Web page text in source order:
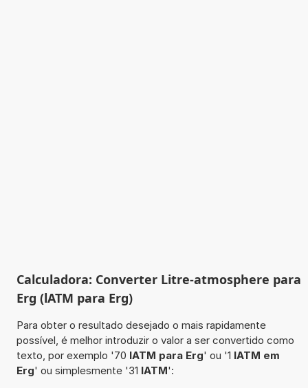
Calculadora: Converter Litre-atmosphere para
Erg (lATM para Erg)
Para obter o resultado desejado o mais rapidamente
possível, é melhor introduzir o valor a ser convertido como
texto, por exemplo '70 lATM para Erg' ou '1 lATM em
Erg' ou simplesmente '31 lATM':